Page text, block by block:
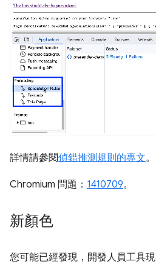
詳情請參閱偵錯推測規則的專文。
Chromium 問題： 1410709。
新顏色
您可能已經發現，開發人員工具